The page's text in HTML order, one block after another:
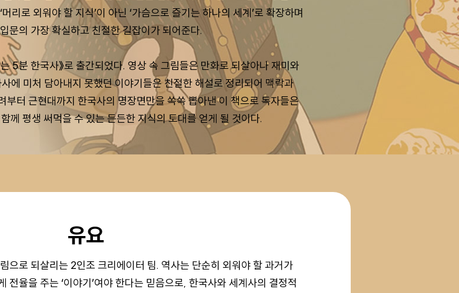
리로 외워야 할 지식’이 아닌 ‘가슴으로 즐기는 하나의 세계’로 확장하며
문의 가장 확실하고 친절한 길잡이가 되어준다.
5분 한국사》로 출간되었다. 영상 속 그림들은 만화로 되살아나 재미와
에 미처 담아내지 못했던 이야기들은 친절한 해설로 정리되어 맥락과
부터 근현대까지 한국사의 명장면만을 쏙쏙 뽑아낸 이 책으로 독자들은
께 평생 써먹을 수 있는 든든한 지식의 토대를 얻게 될 것이다.
유요
으로 되살리는 2인조 크리에이터 팀. 역사는 단순히 외워야 할 과거가
전율을 주는 ‘이야기’여야 한다는 믿음으로, 한국사와 세계사의 결정적